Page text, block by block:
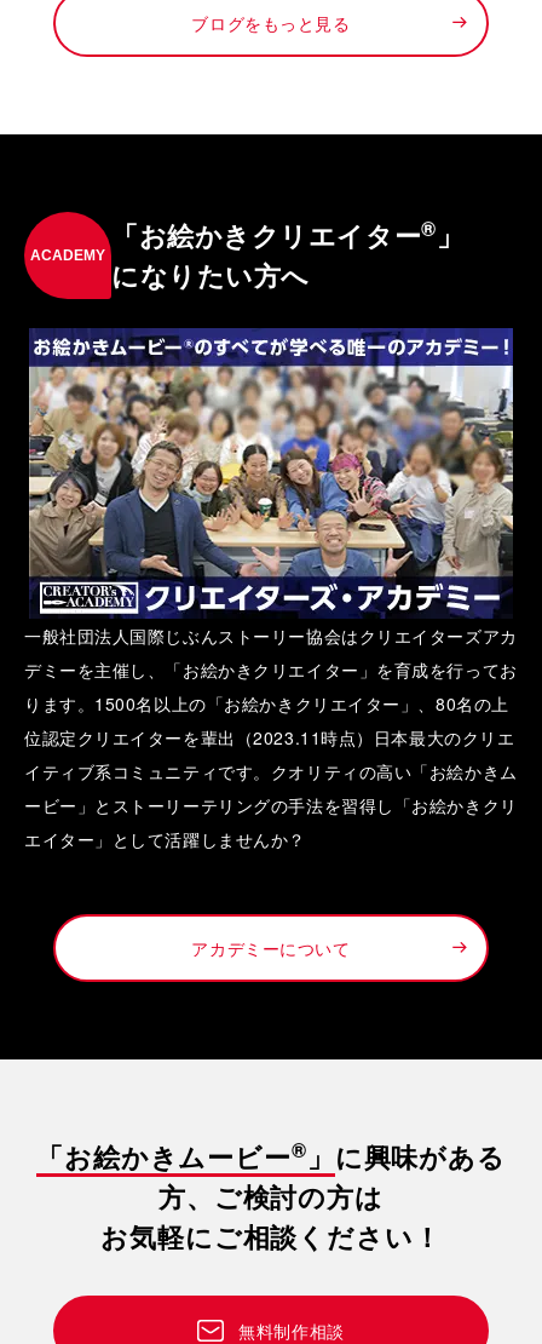
ブログをもっと見る
ACADEMY
「お絵かきクリエイター® 」
になりたい方へ
一般社団法人国際じぶんストーリー協会はクリエイターズアカ
デミーを主催し、「お絵かきクリエイター」を育成を行ってお
ります。1500名以上の「お絵かきクリエイター」、80名の上
位認定クリエイターを輩出（2023.11時点）日本最大のクリエ
イティブ系コミュニティです。クオリティの高い「お絵かきム
ービー」とストーリーテリングの手法を習得し「お絵かきクリ
エイター」として活躍しませんか？
アカデミーについて
「お絵かきムービー® 」 に興味がある
方、ご検討の方は
お気軽にご相談ください！
無料制作相談